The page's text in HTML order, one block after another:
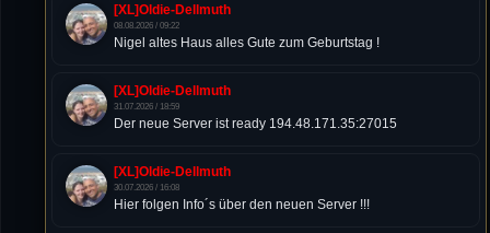
[XL]Oldie-Dellmuth
08.08.2026 / 09:22
Nigel altes Haus alles Gute zum Geburtstag !
[XL]Oldie-Dellmuth
31.07.2026 / 18:59
Der neue Server ist ready 194.48.171.35:27015
[XL]Oldie-Dellmuth
30.07.2026 / 16:08
Hier folgen Info´s über den neuen Server !!!